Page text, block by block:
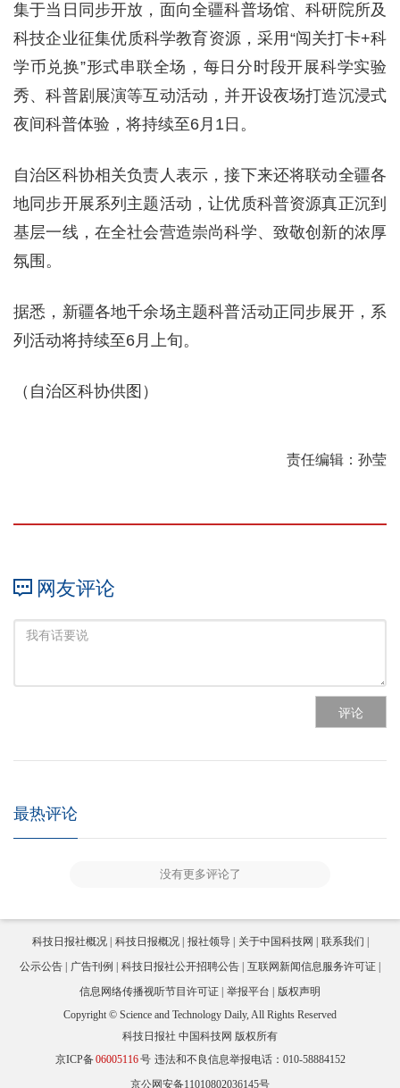
集于当日同步开放，面向全疆科普场馆、科研院所及
科技企业征集优质科学教育资源，采用“闯关打卡+科
学币兑换”形式串联全场，每日分时段开展科学实验
秀、科普剧展演等互动活动，并开设夜场打造沉浸式
夜间科普体验，将持续至6月1日。
自治区科协相关负责人表示，接下来还将联动全疆各
地同步开展系列主题活动，让优质科普资源真正沉到
基层一线，在全社会营造崇尚科学、致敬创新的浓厚
氛围。
据悉，新疆各地千余场主题科普活动正同步展开，系
列活动将持续至6月上旬。
（自治区科协供图）
责任编辑：孙莹
网友评论
评论
最热评论
没有更多评论了
科技日报社概况 科技日报概况 报社领导 关于中国科技网
联系我们
公示公告
广告刊例 科技日报社公开招聘公告
互联网新闻信息服务许可证
信息网络传播视听节目许可证
举报平台
版权声明
Copyright © Science and Technology Daily, All Rights Reserved
科技日报社 中国科技网 版权所有
京ICP备06005116号 违法和不良信息举报电话：010-58884152
京公网安备11010802036145号